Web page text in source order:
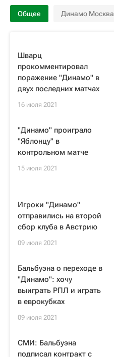
Общее Динамо Москва
Шварц
прокомментировал
поражение "Динамо" в
двух последних матчах
16 июля 2021
"Динамо" проиграло
"Яблонцу" в
контрольном матче
15 июля 2021
Игроки "Динамо"
отправились на второй
сбор клуба в Австрию
09 июля 2021
Бальбуэна о переходе в
"Динамо": хочу
выиграть РПЛ и играть
в еврокубках
09 июля 2021
СМИ: Бальбуэна
подписал контракт с